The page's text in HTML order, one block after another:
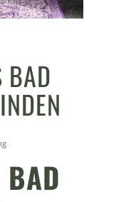
BAD
BAD